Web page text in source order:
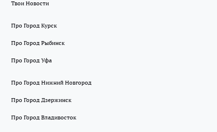
Твои Новости
Про Город Курск
Про Город Рыбинск
Про Город Уфа
Про Город Нижний Новгород
Про Город Дзержинск
Про Город Владивосток